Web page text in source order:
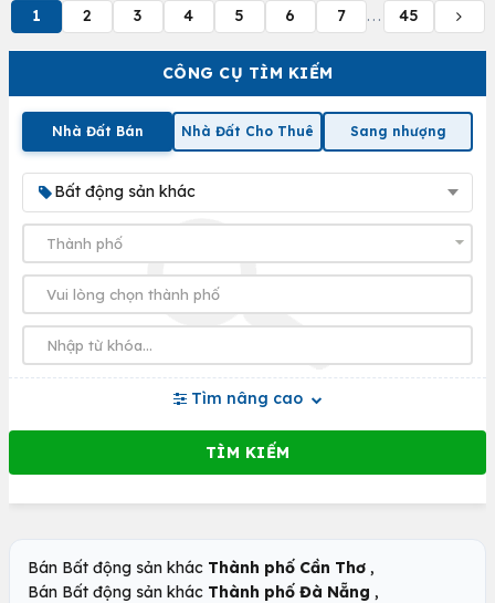
CÔNG CỤ TÌM KIẾM
Nhà Đất Bán Nhà Đất Cho Thuê Sang nhượng
Bất động sản khác
Tìm nâng cao
1 2 3 4 5 6 7 ... 45
Bán Bất động sản khác Thành phố Cần Thơ ,
Bán Bất động sản khác Thành phố Đà Nẵng ,